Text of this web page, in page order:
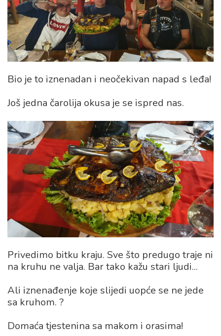
Bio je to iznenadan i neočekivan napad s leđa!
Još jedna čarolija okusa je se ispred nas.
Privedimo bitku kraju. Sve što predugo traje ni
na kruhu ne valja. Bar tako kažu stari ljudi...
Ali iznenađenje koje slijedi uopće se ne jede
sa kruhom. ?
Domaća tjestenina sa makom i orasima!